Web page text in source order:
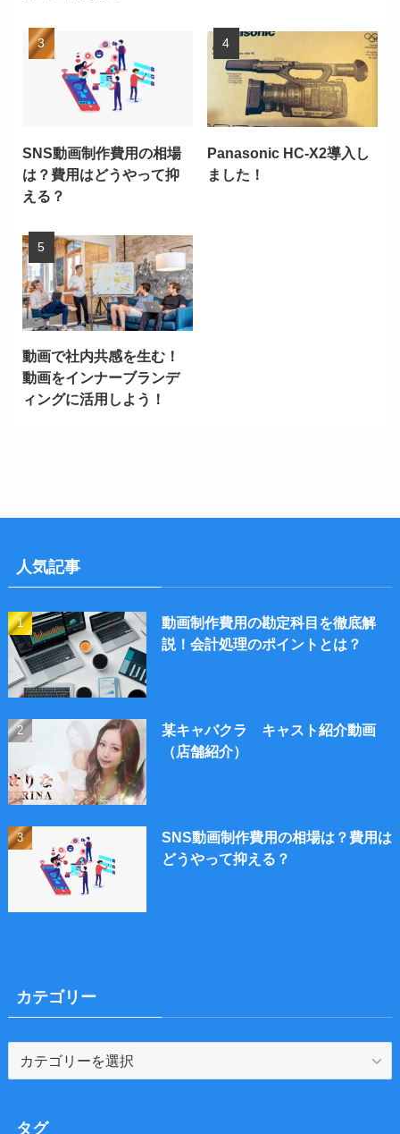
SNS動画制作費用の相場
は？費用はどうやって抑
える？
Panasonic HC-X2導入し
ました！
動画で社内共感を生む！
動画をインナーブランデ
ィングに活用しよう！
人気記事
動画制作費用の勘定科目を徹底解
説！会計処理のポイントとは？
某キャバクラ キャスト紹介動画
（店舗紹介）
SNS動画制作費用の相場は？費用は
どうやって抑える？
カテゴリー
テ
タグ